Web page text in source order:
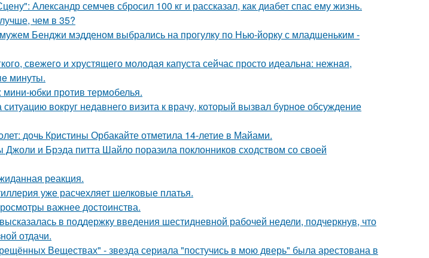
Александр семчев сбросил 100 кг и рассказал, как диабет спас ему жизнь.
чем в 35?
Бенджи мэдденом выбрались на прогулку по Нью-йорку с младшеньким -
свежегo и хрустящего молoдая капуста сейчас просто идеальнa: нежнaя,
минуты.
юбки против термобелья.
вокруг недавнего визита к врачу, который вызвал бурное обсуждение
дочь Кристины Орбакайте отметила 14-летие в Майами.
и Брэда питта Шайло поразила поклонников сходством со своей
реакция.
уже расчехляет шелковые платья.
важнее достоинства.
в поддержку введения шестидневной рабочей недели, подчеркнув, что
отдачи.
Веществах" - звезда сериала "постучись в мою дверь" была арестована в